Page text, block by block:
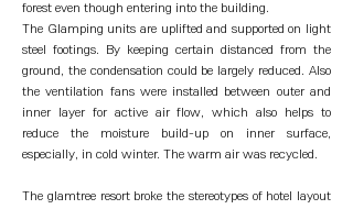
forest even though entering into the building.
The Glamping units are uplifted and supported on light
steel footings. By keeping certain distanced from the
ground, the condensation could be largely reduced. Also
the ventilation fans were installed between outer and
inner layer for active air flow, which also helps to
reduce the moisture build-up on inner surface,
especially, in cold winter. The warm air was recycled.
The glamtree resort broke the stereotypes of hotel layout